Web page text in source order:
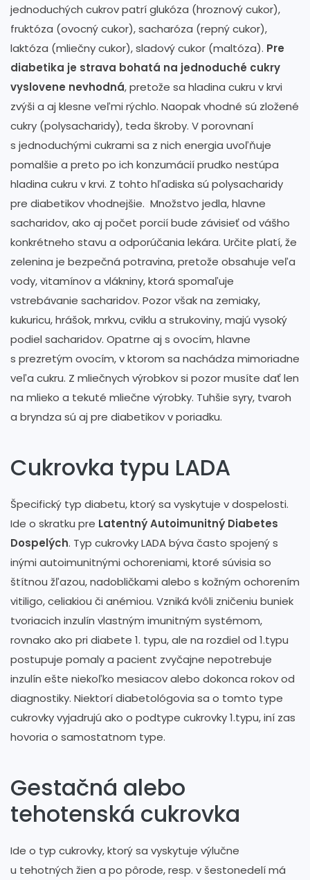
jednoduchých cukrov patrí glukóza (hroznový cukor),
fruktóza (ovocný cukor), sacharóza (repný cukor),
laktóza (mliečny cukor), sladový cukor (maltóza). Pre
diabetika je strava bohatá na jednoduché cukry
vyslovene nevhodná, pretože sa hladina cukru v krvi
zvýši a aj klesne veľmi rýchlo. Naopak vhodné sú zložené
cukry (polysacharidy), teda škroby. V porovnaní
s jednoduchými cukrami sa z nich energia uvoľňuje
pomalšie a preto po ich konzumácií prudko nestúpa
hladina cukru v krvi. Z tohto hľadiska sú polysacharidy
pre diabetikov vhodnejšie. Množstvo jedla, hlavne
sacharidov, ako aj počet porcií bude závisieť od vášho
konkrétneho stavu a odporúčania lekára. Určite platí, že
zelenina je bezpečná potravina, pretože obsahuje veľa
vody, vitamínov a vlákniny, ktorá spomaľuje
vstrebávanie sacharidov. Pozor však na zemiaky,
kukuricu, hrášok, mrkvu, cviklu a strukoviny, majú vysoký
podiel sacharidov. Opatrne aj s ovocím, hlavne
s prezretým ovocím, v ktorom sa nachádza mimoriadne
veľa cukru. Z mliečnych výrobkov si pozor musíte dať len
na mlieko a tekuté mliečne výrobky. Tuhšie syry, tvaroh
a bryndza sú aj pre diabetikov v poriadku.
Cukrovka typu LADA
Špecifický typ diabetu, ktorý sa vyskytuje v dospelosti.
Ide o skratku pre Latentný Autoimunitný Diabetes
Dospelých. Typ cukrovky LADA býva často spojený s
inými autoimunitnými ochoreniami, ktoré súvisia so
štítnou žľazou, nadobličkami alebo s kožným ochorením
vitiligo, celiakiou či anémiou. Vzniká kvôli zničeniu buniek
tvoriacich inzulín vlastným imunitným systémom,
rovnako ako pri diabete 1. typu, ale na rozdiel od 1.typu
postupuje pomaly a pacient zvyčajne nepotrebuje
inzulín ešte niekoľko mesiacov alebo dokonca rokov od
diagnostiky. Niektorí diabetológovia sa o tomto type
cukrovky vyjadrujú ako o podtype cukrovky 1.typu, iní zas
hovoria o samostatnom type.
Gestačná alebo
tehotenská cukrovka
Ide o typ cukrovky, ktorý sa vyskytuje výlučne
u tehotných žien a po pôrode, resp. v šestonedelí má